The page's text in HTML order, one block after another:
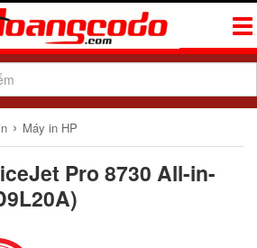
› Máy in HP
Pro 8730 All-in-